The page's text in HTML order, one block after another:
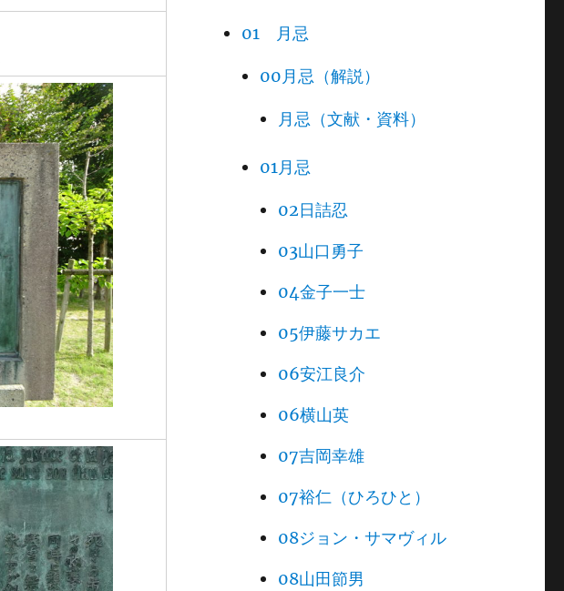
01 月忌
00月忌（解説）
月忌（文献・資料）
01月忌
02日詰忍
03山口勇子
04金子一士
05伊藤サカエ
06安江良介
06横山英
07吉岡幸雄
07裕仁（ひろひと）
08ジョン・サマヴィル
08山田節男